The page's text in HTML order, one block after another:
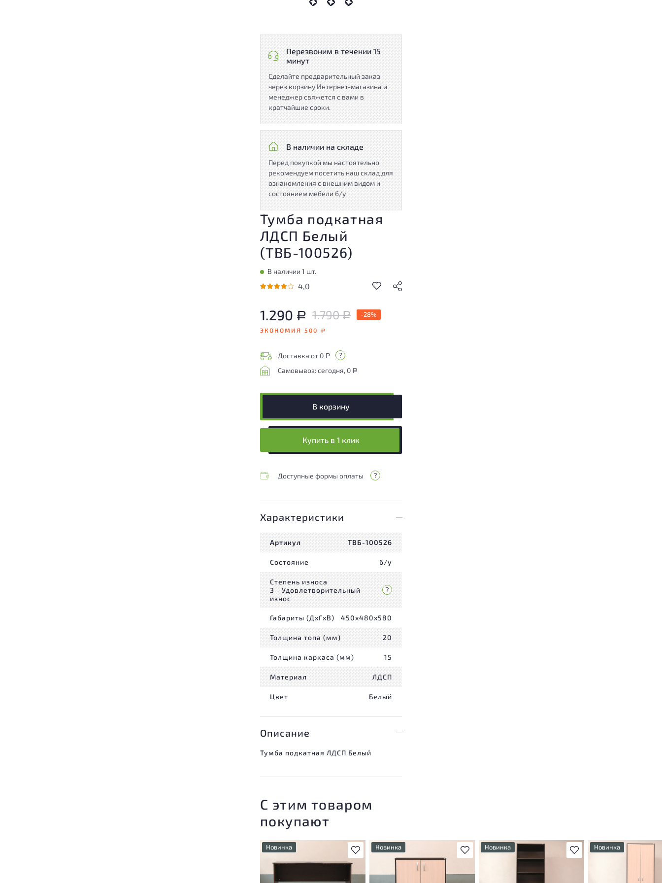
Перезвоним в течении 15
минут
Сделайте предварительный заказ
через корзину Интернет-магазина и
менеджер свяжется с вами в
кратчайшие сроки.
В наличии на складе
Перед покупкой мы настоятельно
рекомендуем посетить наш склад для
ознакомления с внешним видом и
состоянием мебели б/у
Тумба подкатная
ЛДСП Белый
(ТВБ-100526)
В наличии 1 шт.
4,0
1.290 Р 1.790Р -28%
ЭКОНОМИЯ 500Р
Доставка от 0 Р
Самовывоз: сегодня, 0 Р
В корзину
Купить в 1 клик
Доступные формы оплаты
Характеристики
Артикул ТВБ-100526
Состояние б/у
Степень износа
3 - Удовлетворительный
износ
Габариты (ДxГxВ) 450x480x580
Толщина топа (мм) 20
Толщина каркаса (мм) 15
Материал ЛДСП
Цвет Белый
Описание
Тумба подкатная ЛДСП Белый
С этим товаром
покупают
В избранное
Новинка
У товара присутствуют
незначительные следы
эксплуатации, не влияющие
В избранное
Новинка
У товара присутствуют
незначительные следы
эксплуатации, не влияющие
В избранное
Новинка
эксплуатации, не влияющие
Новинка
эксплуатации, не